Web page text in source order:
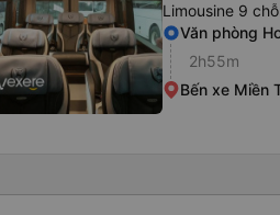
Limousine 9 chỗ
Văn phòng
2h55m
Bến xe Miền